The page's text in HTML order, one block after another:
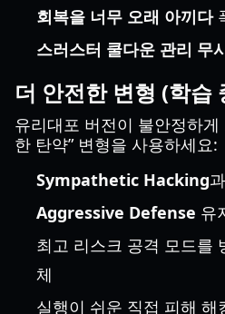
회복을 너무 오래 아끼다
스러스터 쿨다운 관리 무
더 안전한 변형 (학습
유리대포 버전이 불안정하
한 탄약” 변형을 사용하세요:
Sympathetic Hacking과
Aggressive Defense 유
최고 리스크 공격 모드를
체
실행이 쉬운 직접 피해 해